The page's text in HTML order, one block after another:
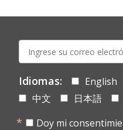
mail:
Idiomas: English
中文
日本語
Doy mi